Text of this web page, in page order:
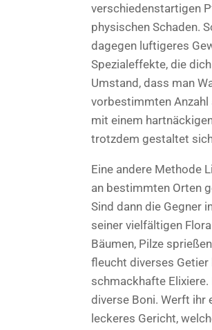
verschiedenstartigen
physischen Schaden.
dagegen luftigeres
Spezialeffekte, die
Umstand, dass man
vorbestimmten Anzahl
mit einem
trotzdem gestaltet
Eine andere Methode
an bestimmten Orten
Sind dann die Gegner
seiner vielfältigen
Bäumen, Pilze
fleucht diverses
schmackhafte Elixiere.
diverse Boni. Werft ihr
leckeres Gericht,